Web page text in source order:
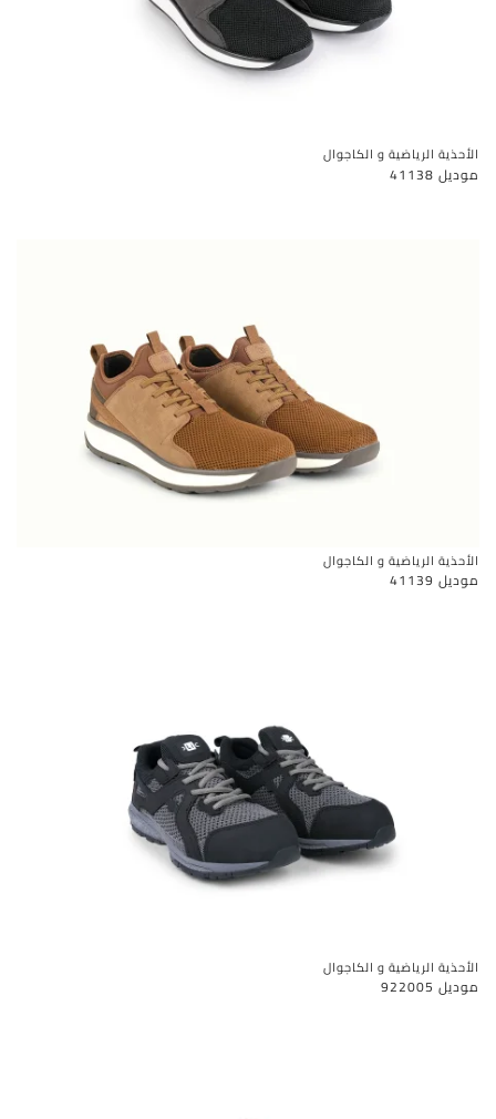
الأحذية الرياضية و الكاجوال
موديل 41138
الأحذية الرياضية و الكاجوال
موديل 41139
الأحذية الرياضية و الكاجوال
موديل 922005